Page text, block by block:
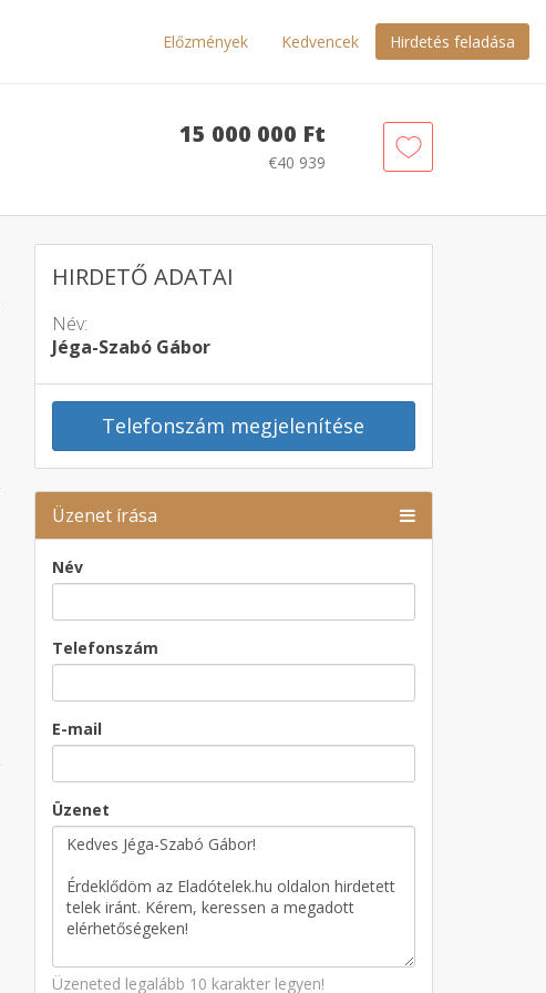
Előzmények Kedvencek Hirdetés feladása
15 000 000 Ft
€40 939
HIRDETŐ ADATAI
Név:
Jéga-Szabó Gábor
Telefonszám megjelenítése
Üzenet írása
Név
Telefonszám
E-mail
Üzenet
Üzeneted legalább 10 karakter legyen!